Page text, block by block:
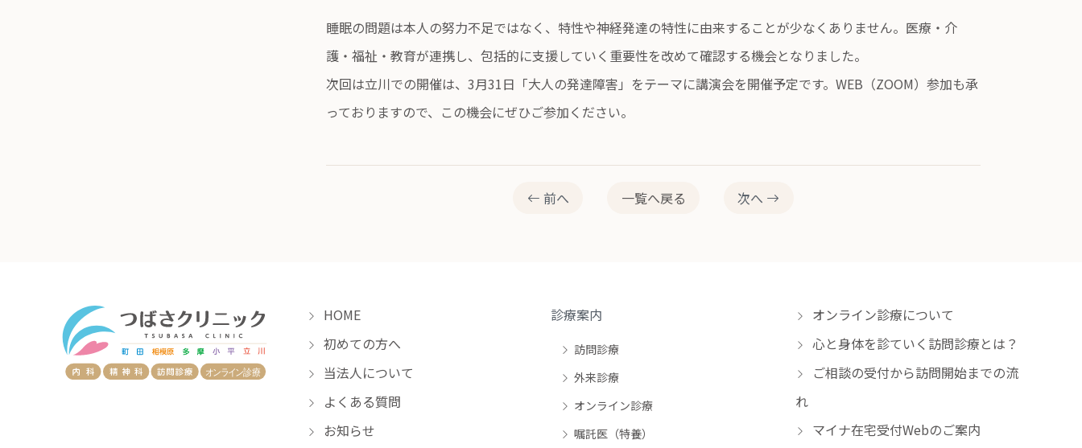
睡眠の問題は本人の努力不足ではなく、特性や神経発達の特性に由来することが少なくありません。医療・介
護・福祉・教育が連携し、包括的に支援していく重要性を改めて確認する機会となりました。
次回は立川での開催は、3月31日「大人の発達障害」をテーマに講演会を開催予定です。WEB（ZOOM）参加も承
っておりますので、この機会にぜひご参加ください。
前へ 一覧へ戻る 次へ
HOME
初めての方へ
当法人について
よくある質問
お知らせ
診療案内
訪問診療
外来診療
オンライン診療
嘱託医（特養）
オンライン診療について
心と身体を診ていく訪問診療とは？
ご相談の受付から訪問開始までの流
れ
マイナ在宅受付Webのご案内